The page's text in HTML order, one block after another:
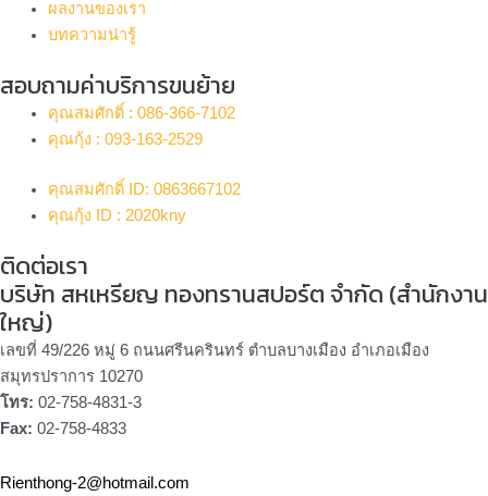
ผลงานของเรา
บทความน่ารู้
สอบถามค่าบริการขนย้าย
คุณสมศักดิ์ : 086-366-7102
คุณกุ้ง : 093-163-2529
คุณสมศักดิ์ ID: 0863667102
คุณกุ้ง ID : 2020kny
ติดต่อเรา
บริษัท สหเหรียญ ทองทรานสปอร์ต จำกัด (สำนักงาน
ใหญ่)
เลขที่ 49/226 หมู่ 6 ถนนศรีนครินทร์ ตำบลบางเมือง อำเภอเมือง
สมุทรปราการ 10270
โทร: 02-758-4831-3
Fax: 02-758-4833
Rienthong-2@hotmail.com